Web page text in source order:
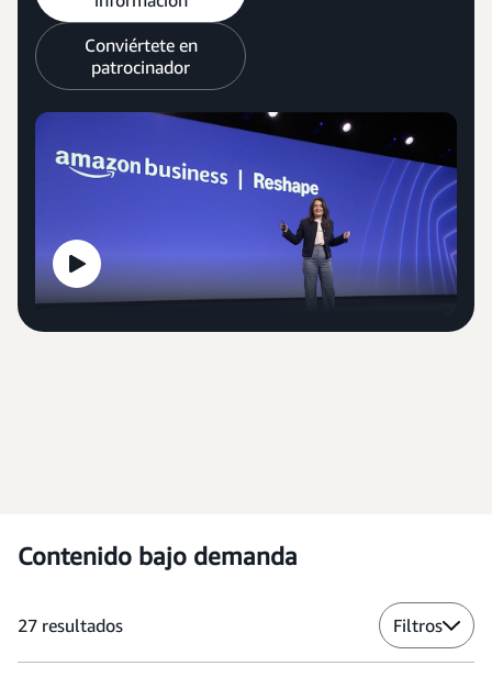
Conviértete en
patrocinador
Contenido bajo demanda
27 resultados Filtros